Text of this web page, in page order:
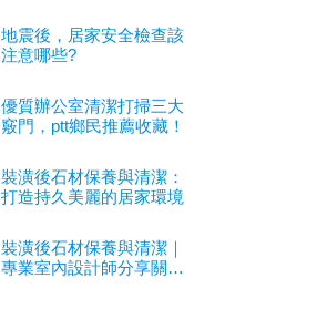
地震後，居家安全檢查該
注意哪些?
優質辦公室清潔打掃三大
竅門，ptt鄉民推薦收藏！
裝潢後石材保養與清潔：
打造持久美麗的居家環境
裝潢後石材保養與清潔｜
專業室內設計師分享關鍵